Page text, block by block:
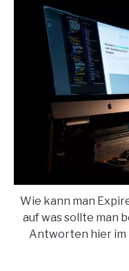
Wie kann man
auf was sollte man
Antworten hier im